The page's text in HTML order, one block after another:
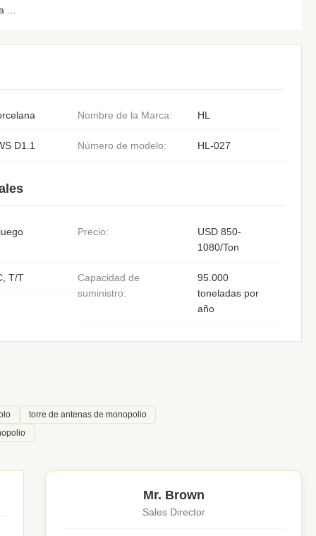
...
Nombre de la Marca: HL
D1.1 Número de modelo: HL-027
Precio:
USD 850-
1080/Ton
T/T
Capacidad de
suministro:
95.000
toneladas por
año
torre de antenas de monopolio
Mr. Brown
Sales Director